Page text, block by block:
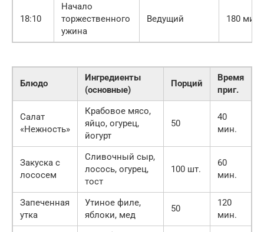
18:10
Начало
торжественного
ужина
Ведущий 180 мин.
Блюдо
Ингредиенты
(основные)
Порций
Время
приг.
Салат
«Нежность»
Крабовое мясо,
яйцо, огурец,
йогурт
50
40
мин.
Закуска с
лососем
Сливочный сыр,
лосось, огурец,
тост
100 шт.
60
мин.
Запеченная
утка
Утиное филе,
яблоки, мед
50
120
мин.